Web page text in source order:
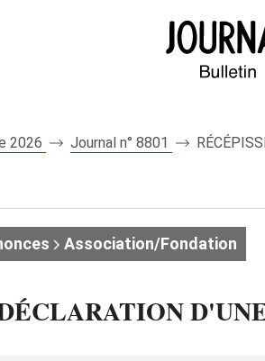
2026 Journal n° 8801
Association/Fondation